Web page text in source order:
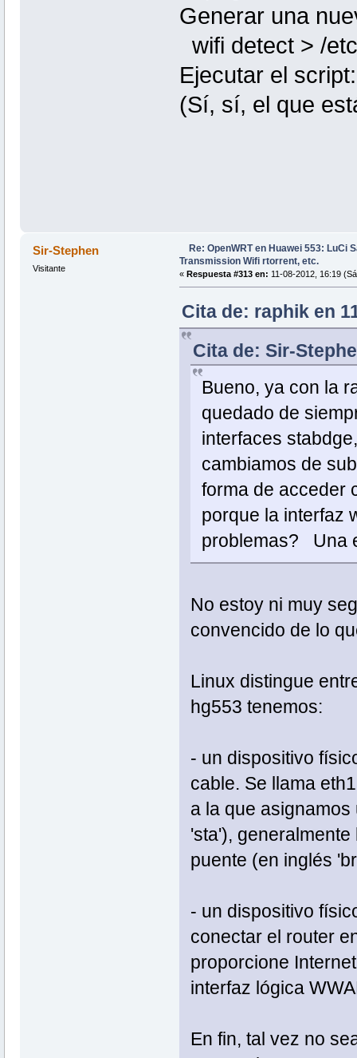
Generar una
wifi detect > /
Ejecutar el
(Sí, sí, el que
Sir-Stephen
Visitante
Re: OpenWRT en Huawei 553: LuCi
Transmission Wifi rtorrent, etc.
« Respuesta #313 en: 11-08-2012, 16:19
Cita de: raphik en
Cita de: Sir-
Bueno, ya con la
quedado de
interfaces
cambiamos de
forma de acceder
porque la interfaz
problemas? Una
No estoy ni muy
convencido de lo
Linux distingue
hg553 tenemos:
- un dispositivo
cable. Se llama
a la que
'sta'),
puente (en inglés
- un dispositivo
conectar el router
proporcione
interfaz lógica
En fin, tal vez no